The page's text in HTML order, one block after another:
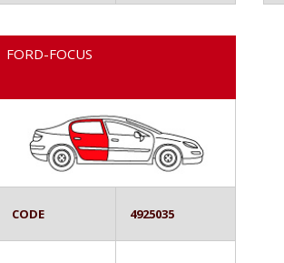
FORD-FOCUS
CODE 4925035